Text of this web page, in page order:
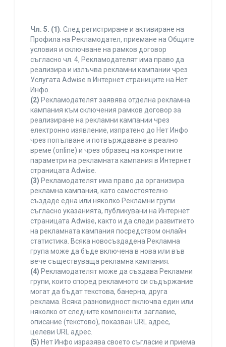
Чл. 5. (1). След регистриране и активиране на
Профила на Рекламодател, приемане на Общите
условия и сключване на рамков договор
съгласно чл. 4, Рекламодателят има право да
реализира и излъчва рекламни кампании чрез
Услугата Adwise в Интернет страниците на Нет
Инфо.
(2) Рекламодателят заявява отделна рекламна
кампания към сключения рамков договор за
реализиране на рекламни кампании чрез
електронно изявление, изпратено до Нет Инфо
чрез попълване и потвърждаване в реално
време (online) и чрез образец на конкретните
параметри на рекламната кампания в Интернет
страницата Adwise.
(3) Рекламодателят има право да организира
рекламна кампания, като самостоятелно
създаде една или няколко Рекламни групи
съгласно указанията, публикувани на Интернет
страницата Adwise, както и да следи развитието
на рекламната кампания посредством онлайн
статистика. Всяка новосъздадена Рекламна
група може да бъде включена в нова или във
вече съществуваща рекламна кампания.
(4) Рекламодателят може да създава Рекламни
групи, които според рекламното си съдържание
могат да бъдат текстова, банерна, друга
реклама. Всяка разновидност включва един или
няколко от следните компоненти: заглавие,
описание (текстово), показван URL адрес,
целеви URL адрес.
(5) Нет Инфо изразява своето съгласие и приема